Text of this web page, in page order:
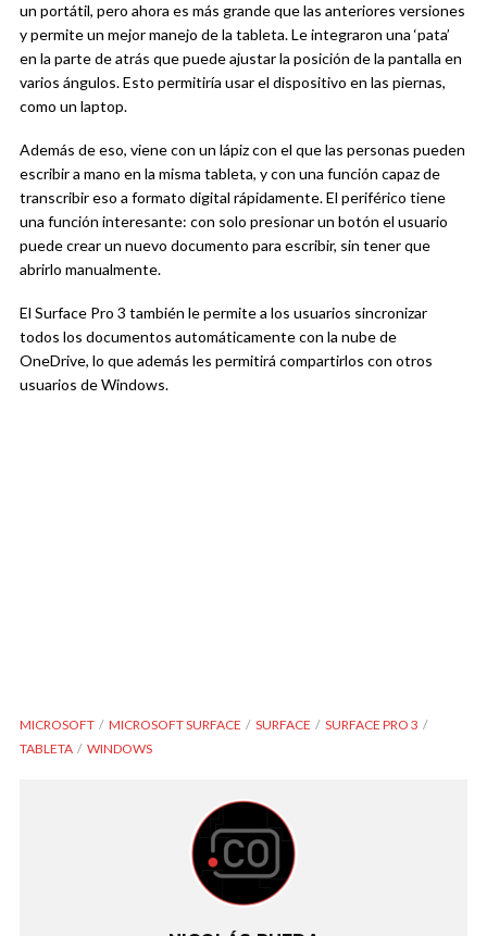
un portátil, pero ahora es más grande que las anteriores versiones
y permite un mejor manejo de la tableta. Le integraron una ‘pata’
en la parte de atrás que puede ajustar la posición de la pantalla en
varios ángulos. Esto permitiría usar el dispositivo en las piernas,
como un laptop.
Además de eso, viene con un lápiz con el que las personas pueden
escribir a mano en la misma tableta, y con una función capaz de
transcribir eso a formato digital rápidamente. El periférico tiene
una función interesante: con solo presionar un botón el usuario
puede crear un nuevo documento para escribir, sin tener que
abrirlo manualmente.
El Surface Pro 3 también le permite a los usuarios sincronizar
todos los documentos automáticamente con la nube de
OneDrive, lo que además les permitirá compartirlos con otros
usuarios de Windows.
MICROSOFT MICROSOFT SURFACE SURFACE
SURFACE PRO 3
TABLETA
WINDOWS